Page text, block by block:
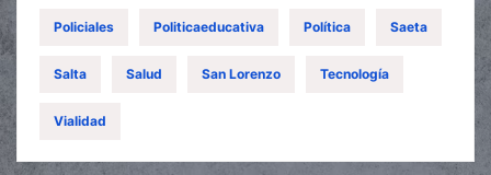
Policiales Politicaeducativa Política Saeta
Salta Salud San Lorenzo Tecnología
Vialidad